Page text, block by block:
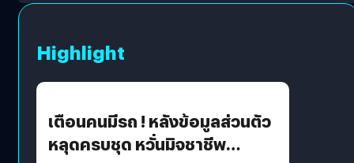
Highlight
เตือนคนมีรถ ! หลังข้อมูลส่วนตัว
หลุดครบชุด หวั่นมิจชาชีพ